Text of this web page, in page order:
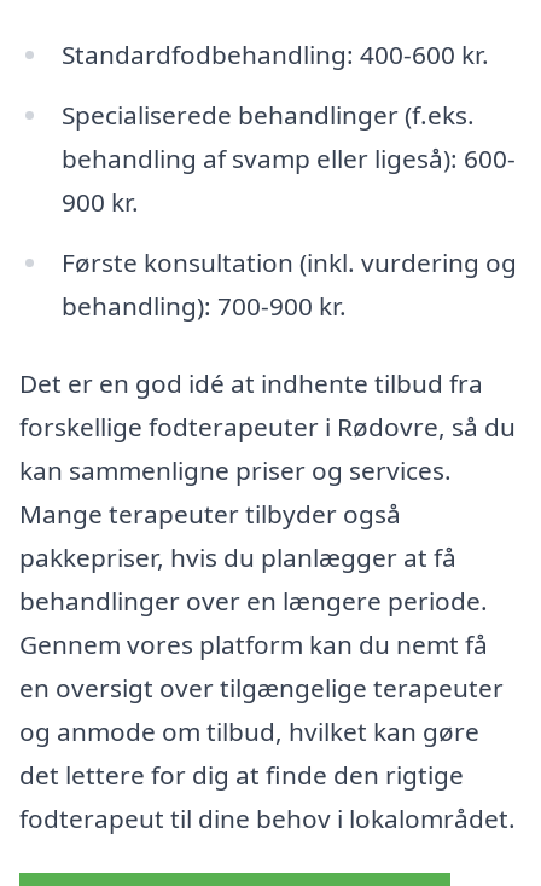
Standardfodbehandling: 400-600 kr.
Specialiserede behandlinger (f.eks.
behandling af svamp eller ligeså): 600-
900 kr.
Første konsultation (inkl. vurdering og
behandling): 700-900 kr.
Det er en god idé at indhente tilbud fra
forskellige fodterapeuter i Rødovre, så du
kan sammenligne priser og services.
Mange terapeuter tilbyder også
pakkepriser, hvis du planlægger at få
behandlinger over en længere periode.
Gennem vores platform kan du nemt få
en oversigt over tilgængelige terapeuter
og anmode om tilbud, hvilket kan gøre
det lettere for dig at finde den rigtige
fodterapeut til dine behov i lokalområdet.